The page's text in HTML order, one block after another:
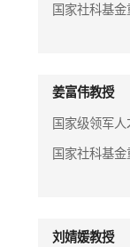
国家社科基
姜富伟教授
国家级领军人
国家社科基
刘婧媛教授